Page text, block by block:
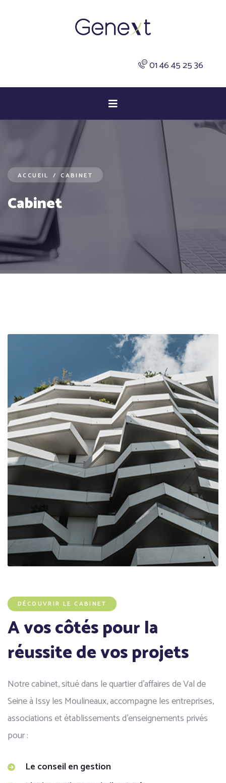
01 46 45 25 36
ACCUEIL / CABINET
Cabinet
DÉCOUVRIR LE CABINET
A vos côtés pour la
réussite de vos projets
Notre cabinet, situé dans le quartier d’affaires de Val de
Seine à Issy les Moulineaux, accompagne les entreprises,
associations et établissements d’enseignements privés
pour :
Le conseil en gestion